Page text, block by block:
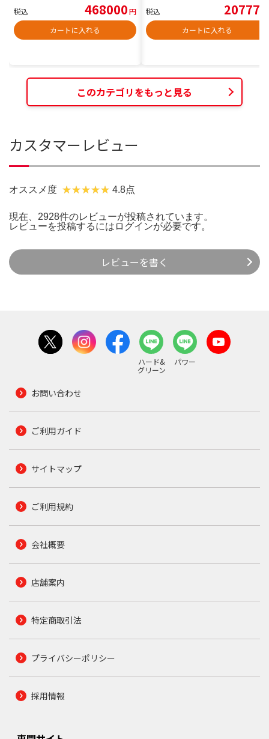
税込 468000円
カートに入れる
税込 20777
カートに入れる
このカテゴリをもっと見る
カスタマーレビュー
オススメ度 4.8点
現在、2928件のレビューが投稿されています。
レビューを投稿するには ログインが必要です。
レビューを書く
ハード&
グリーン
パワー
お問い合わせ
ご利用ガイド
サイトマップ
ご利用規約
会社概要
店舗案内
特定商取引法
プライバシーポリシー
採用情報